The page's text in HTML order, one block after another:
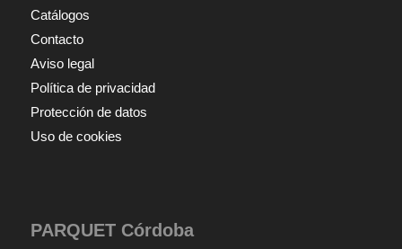
Catálogos
Contacto
Aviso legal
Política de privacidad
Protección de datos
Uso de cookies
PARQUET Córdoba